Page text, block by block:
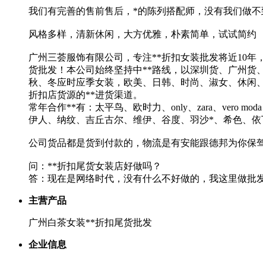
我们有完善的售前售后，*的陈列搭配师，没有我们做
风格多样，清新休闲，大方优雅，朴素简单，试试简约
广州三荟服饰有限公司，专注**折扣女装批发将近10
货批发！本公司始终坚持中**路线，以深圳货、广州货
秋、冬应时应季女装，欧美、日韩、时尚、淑女、休
折扣店货源的**进货渠道。
常年合作**有：太平鸟、欧时力、only、zara、vero
伊人、纳纹、吉丘古尔、维伊、谷度、羽沙*、希色、
公司货品都是货到付款的，物流是有安能跟德邦为你保
问：**折扣尾货女装店好做吗？
答：现在是网络时代，没有什么不好做的，我这里做批
主营产品
广州白茶女装**折扣尾货批发
企业信息